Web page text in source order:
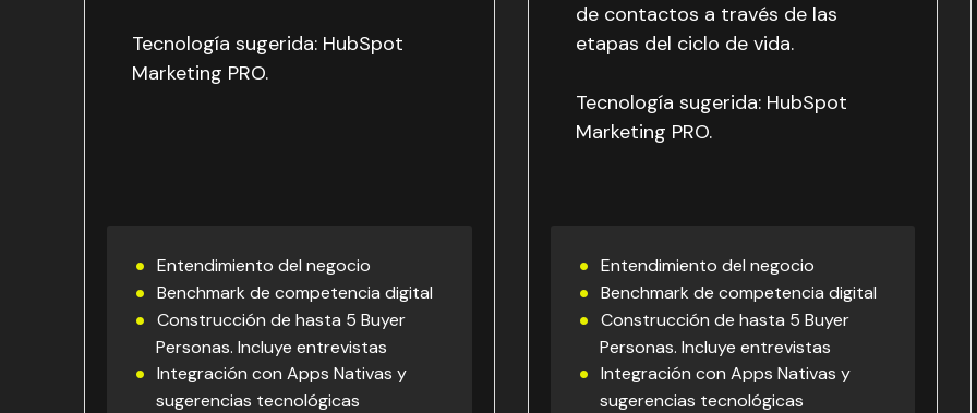
Tecnología sugerida: HubSpot
Marketing PRO.
Entendimiento del negocio
Benchmark de competencia digital
Construcción de hasta 5 Buyer
Personas. Incluye entrevistas
Integración con Apps Nativas y
sugerencias tecnológicas
de contactos a través de las
etapas del ciclo de vida.
Tecnología sugerida: HubSpot
Marketing PRO.
Entendimiento del negocio
Benchmark de competencia digital
Construcción de hasta 5 Buyer
Personas. Incluye entrevistas
Integración con Apps Nativas y
sugerencias tecnológicas